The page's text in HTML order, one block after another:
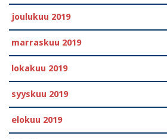
joulukuu 2019
marraskuu 2019
lokakuu 2019
syyskuu 2019
elokuu 2019